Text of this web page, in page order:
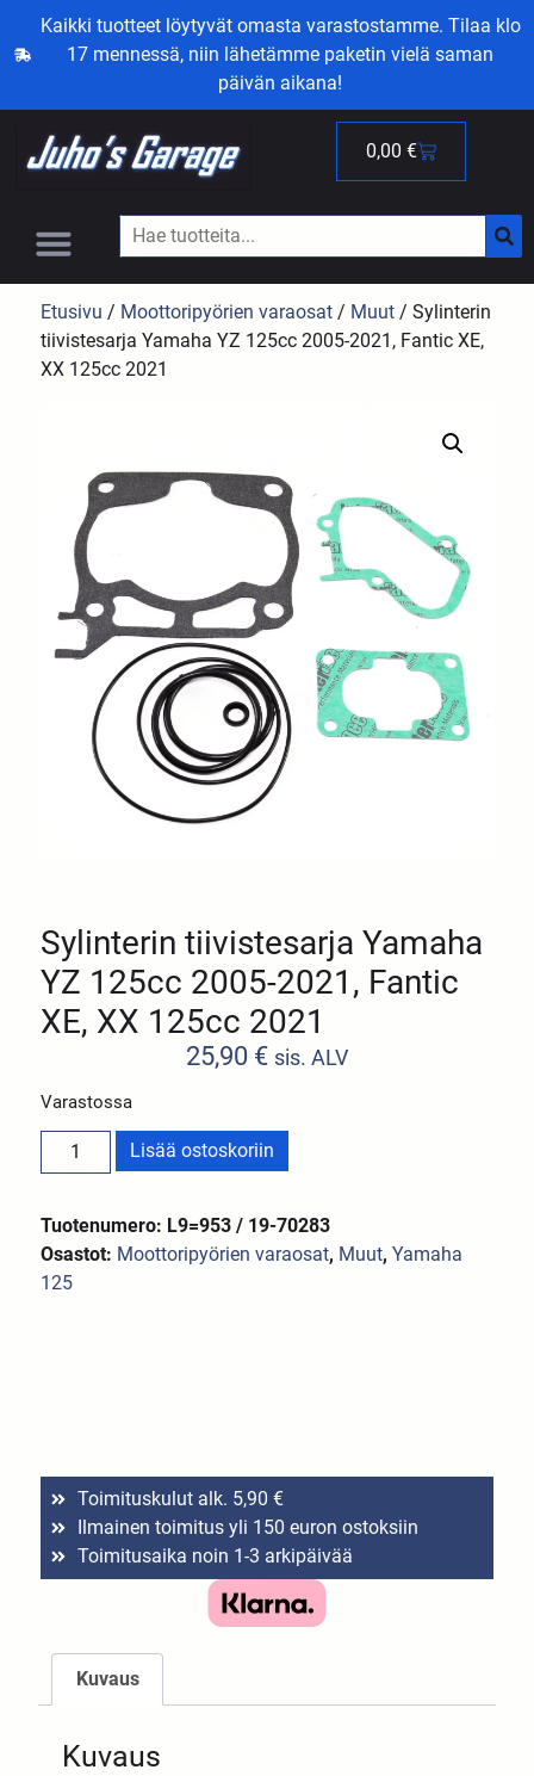
Kaikki tuotteet löytyvät omasta varastostamme. Tilaa klo
17 mennessä, niin lähetämme paketin vielä saman
päivän aikana!
0,00 €
Etusivu / Moottoripyörien varaosat / Muut / Sylinterin
tiivistesarja Yamaha YZ 125cc 2005-2021, Fantic XE,
XX 125cc 2021
Sylinterin tiivistesarja Yamaha
YZ 125cc 2005-2021, Fantic
XE, XX 125cc 2021
25,90 € sis. ALV
Varastossa
Lisää ostoskoriin
Tuotenumero: L9=953 / 19-70283
Osastot: Moottoripyörien varaosat, Muut,Yamaha
125
Toimituskulut alk. 5,90 €
Ilmainen toimitus yli 150 euron ostoksiin
Toimitusaika noin 1-3 arkipäivää
Kuvaus
Kuvaus